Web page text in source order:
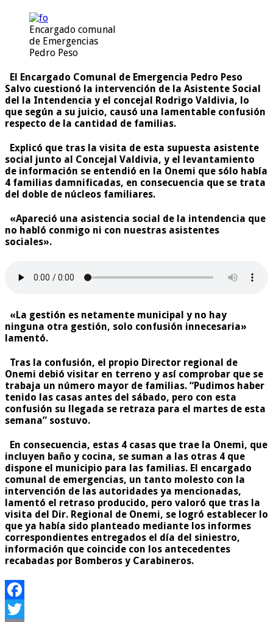
Encargado comunal
de Emergencias
Pedro Peso
El Encargado Comunal de Emergencia Pedro Peso
Salvo cuestionó la intervención de la Asistente Social
del la Intendencia y el concejal Rodrigo Valdivia, lo
que según a su juicio, causó una lamentable confusión
respecto de la cantidad de familias.
Explicó que tras la visita de esta supuesta asistente
social junto al Concejal Valdivia, y el levantamiento
de información se entendió en la Onemi que sólo había
4 familias damnificadas, en consecuencia que se trata
del doble de núcleos familiares.
«Apareció una asistencia social de la intendencia que
no habló conmigo ni con nuestras asistentes
sociales».
«La gestión es netamente municipal y no hay
ninguna otra gestión, solo confusión innecesaria»
lamentó.
Tras la confusión, el propio Director regional de
Onemi debió visitar en terreno y así comprobar que se
trabaja un número mayor de familias. “Pudimos haber
tenido las casas antes del sábado, pero con esta
confusión su llegada se retraza para el martes de esta
semana” sostuvo.
En consecuencia, estas 4 casas que trae la Onemi, que
incluyen baño y cocina, se suman a las otras 4 que
dispone el municipio para las familias. El encargado
comunal de emergencias, un tanto molesto con la
intervención de las autoridades ya mencionadas,
lamentó el retraso producido, pero valoró que tras la
visita del Dir. Regional de Onemi, se logró establecer lo
que ya había sido planteado mediante los informes
correspondientes entregados el día del siniestro,
información que coincide con los antecedentes
recabadas por Bomberos y Carabineros.
Facebook